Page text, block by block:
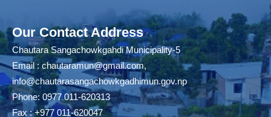
Our Contact Address
Chautara Sangachowkgahdi Municipality-5
Email :chautaramun@gmail.com,
info@chautarasangachowkgadhimun.gov.np
Phone: 0977 011-620313
Fax : +977 011-620047